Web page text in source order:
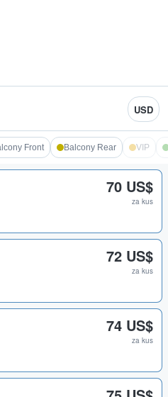
USD
Front Balcony Rear VIP
70 US$
za kus
72 US$
za kus
74 US$
za kus